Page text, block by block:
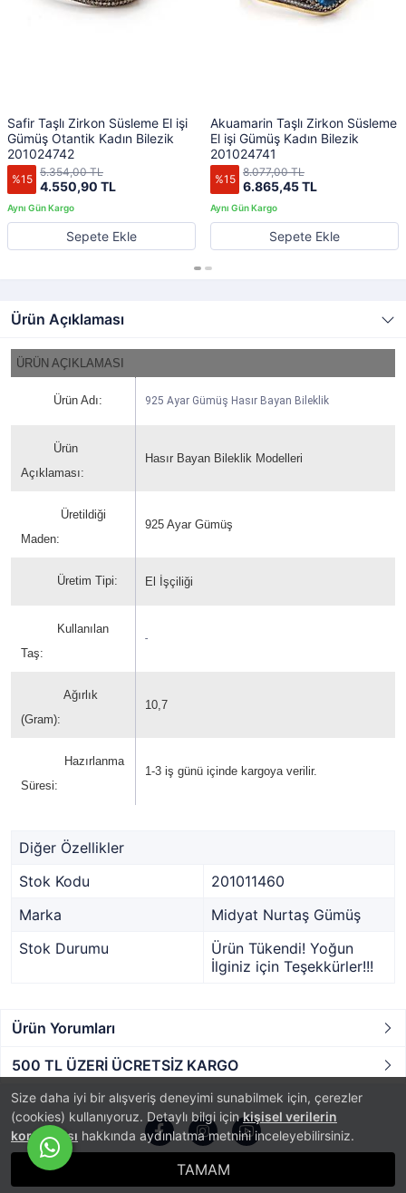
Size daha iyi bir alışveriş deneyimi sunabilmek için, çerezler
(cookies) kullanıyoruz. Detaylı bilgi içinkişisel verilerin
korunması hakkında aydınlatma metnini inceleyebilirsiniz.
TAMAM
Safir Taşlı Zirkon Süsleme El işi
Gümüş Otantik Kadın Bilezik
201024742
%15 4.550,90 TL
5.354,00 TL
Sepete Ekle
Akuamarin Taşlı Zirkon Süsleme
El işi Gümüş Kadın Bilezik
201024741
%15 6.865,45 TL
8.077,00 TL
Sepete Ekle
Ürün Açıklaması
ÜRÜN AÇIKLAMASI
Ürün Adı: 925 Ayar Gümüş Hasır Bayan Bileklik
Ürün
Açıklaması:
Hasır Bayan Bileklik Modelleri
Üretildiği
Maden:
925 Ayar Gümüş
Üretim Tipi: El İşçiliği
Kullanılan
Taş:
-
Ağırlık
(Gram):
10,7
Hazırlanma
Süresi:
1-3 iş günü içinde kargoya verilir.
Diğer Özellikler
Stok Kodu
201011460
Marka
Midyat Nurtaş Gümüş
Stok Durumu
Ürün Tükendi! Yoğun
İlginiz için Teşekkürler!!!
Ürün Yorumları
500 TL ÜZERİ ÜCRETSİZ KARGO
E-Ticaret Sistemi